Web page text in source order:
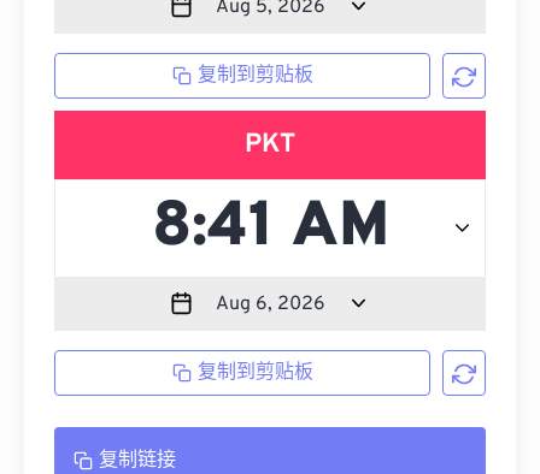
复制到剪贴板
PKT
复制到剪贴板
复制链接